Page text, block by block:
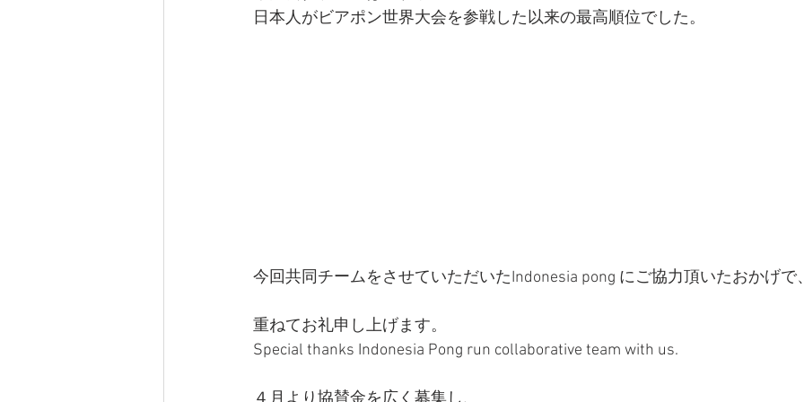
日本人がビアポン世界大会を参戦した以来の最高順位でした。
今回共同チームをさせていただいたIndonesia pong にご協力頂いたおかげで
重ねてお礼申し上げます。
Special thanks Indonesia Pong run collaborative team with us.